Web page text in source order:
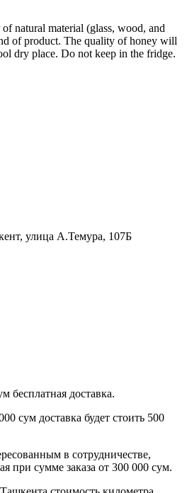
natural material (glass, wood, and
of product. The quality of honey will
dry place. Do not keep in the fridge.
улица А.Темура, 107Б
бесплатная доставка.
сум доставка будет стоить 500
в сотрудничестве,
при сумме заказа от 300 000 сум.